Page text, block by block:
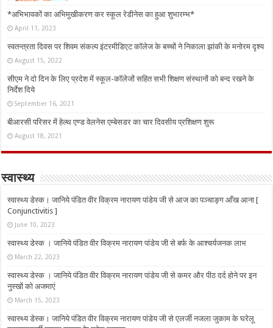
*अभिभावकों का अभिमुखीकरण कर स्कूल रेडीनेस का हुआ शुभारम्भ*
April 11, 2023
स्वतन्त्रता दिवस पर शिवम संकल्प इंटरमीडिएट कॉलेज के बच्चों ने निकाला झांकी के मनोरम दृश्य
August 15, 2022
सीएम ने दो दिन के लिए प्रदेश में स्कूल-कॉलेजों सहित सभी शिक्षण संस्थानों को बन्द रखने के
निर्देश दिये
September 16, 2021
बीआरसी परिसर में हेल्थ एण्ड वेलनेस एम्बेसडर का चार दिवसीय प्रशिक्षण शुरू
August 18, 2021
स्वास्थ्य
स्वास्थ्य डेस्क। जानिये पंडित वीर विक्रम नारायण पांडेय जी से आज का पञ्चाङ्ग आँख आना [
Conjunctivitis ]
June 10, 2023
स्वास्थ्य डेस्क । जानिये पंडित वीर विक्रम नारायण पांडेय जी से बर्फ के आश्चर्यजनक लाभ
March 22, 2023
स्वास्थ्य डेस्क । जानिये पंडित वीर विक्रम नारायण पांडेय जी से कमर और पीठ दर्द होने पर इन
नुस्‍खों को अजमाएं
March 15, 2023
स्वास्थ्य डेस्क। जानिये पंडित वीर विक्रम नारायण पांडेय जी से एलर्जी नजला जुकाम के घरेलू